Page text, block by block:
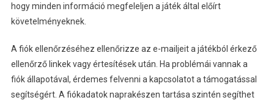
hogy minden információ megfeleljen a játék által előírt
követelményeknek.
A fiók ellenőrzéséhez ellenőrizze az e-mailjeit a játékból érkező
ellenőrző linkek vagy értesítések után. Ha problémái vannak a
fiók állapotával, érdemes felvenni a kapcsolatot a támogatással
segítségért. A fiókadatok naprakészen tartása szintén segíthet